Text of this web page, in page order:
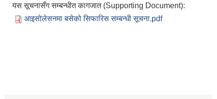
यस सूचनासँग सम्बन्धीत कागजात (Supporting Document):
आइसोलेसनमा बसेको सिफारिस सम्बन्धी सूचना.pdf